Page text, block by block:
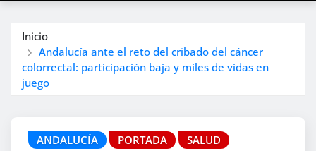
Inicio
Andalucía ante el reto del cribado del cáncer
colorrectal: participación baja y miles de vidas en
juego
ANDALUCÍA PORTADA SALUD